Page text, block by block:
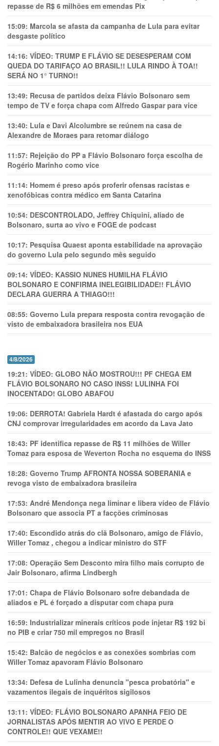
repasse de R$ 6 milhões em emendas Pix
15:09: Marcola se afasta da campanha de Lula para evitar
desgaste político
14:16: VÍDEO: TRUMP E FLÁVIO SE DESESPERAM COM
QUEDA DO TARIFAÇO AO BRASIL!! LULA RINDO À TOA!!
SERÁ NO 1° TURNO!!
13:49: Recusa de partidos deixa Flávio Bolsonaro sem
tempo de TV e força chapa com Alfredo Gaspar para vice
13:40: Lula e Davi Alcolumbre se reúnem na casa de
Alexandre de Moraes para retomar diálogo
11:57: Rejeição do PP a Flávio Bolsonaro força escolha de
Rogério Marinho como vice
11:14: Homem é preso após proferir ofensas racistas e
xenofóbicas contra médico em Santa Catarina
10:54: DESCONTROLADO, Jeffrey Chiquini, aliado de
Bolsonaro, surta ao vivo e FOGE de podcast
10:17: Pesquisa Quaest aponta estabilidade na aprovação
do governo Lula pelo segundo mês seguido
09:14: VÍDEO: KASSIO NUNES HUMlLHA FLÁVIO
BOLSONARO E CONFIRMA INELEGIBILIDADE!! FLÁVIO
DECLARA GUERRA A THIAGO!!!
08:55: Governo Lula prepara resposta contra revogação de
visto de embaixadora brasileira nos EUA
4/8/2026
19:21: VÍDEO: GLOBO NÃO MOSTROU!!! PF CHEGA EM
FLÁVIO BOLSONARO NO CASO INSS! LULINHA FOI
INOCENTADO! GLOBO ABAFOU
19:06: DERROTA! Gabriela Hardt é afastada do cargo após
CNJ comprovar irregularidades em acordo da Lava Jato
18:43: PF identifica repasse de R$ 11 milhões de Willer
Tomaz para esposa de Weverton Rocha no esquema do INSS
18:28: Governo Trump AFRONTA NOSSA SOBERANIA e
revoga visto de embaixadora brasileira
17:53: André Mendonça nega liminar e libera vídeo de Flávio
Bolsonaro que associa PT a facções criminosas
17:40: Escondido atrás do clã Bolsonaro, amigo de Flávio,
Willer Tomaz , chegou a indicar ministro do STF
17:08: Operação Sem Desconto mira filho mais corrupto de
Jair Bolsonaro, afirma Lindbergh
17:01: Chapa de Flávio Bolsonaro sofre debandada de
aliados e PL é forçado a disputar com chapa pura
16:59: Industrializar minerais críticos pode injetar R$ 192 bi
no PIB e criar 750 mil empregos no Brasil
15:42: Balcão de negócios e as conexões sombrias com
Willer Tomaz apavoram Flávio Bolsonaro
13:34: Defesa de Lulinha denuncia "pesca probatória" e
vazamentos ilegais de inquéritos sigilosos
13:11: VÍDEO: FLÁVIO BOLSONARO APANHA FEIO DE
JORNALISTAS APÓS MENTIR AO VIVO E PERDE O
CONTROLE!! QUE VEXAME!!